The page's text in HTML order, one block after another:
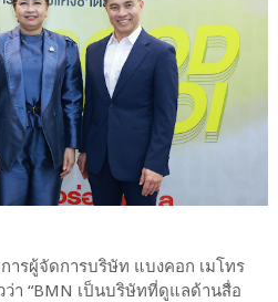
ารผู้จัดการบริษัท แบงคอก เมโทร
ว่า “BMN เป็นบริษัทที่ดูแลด้านสื่อ